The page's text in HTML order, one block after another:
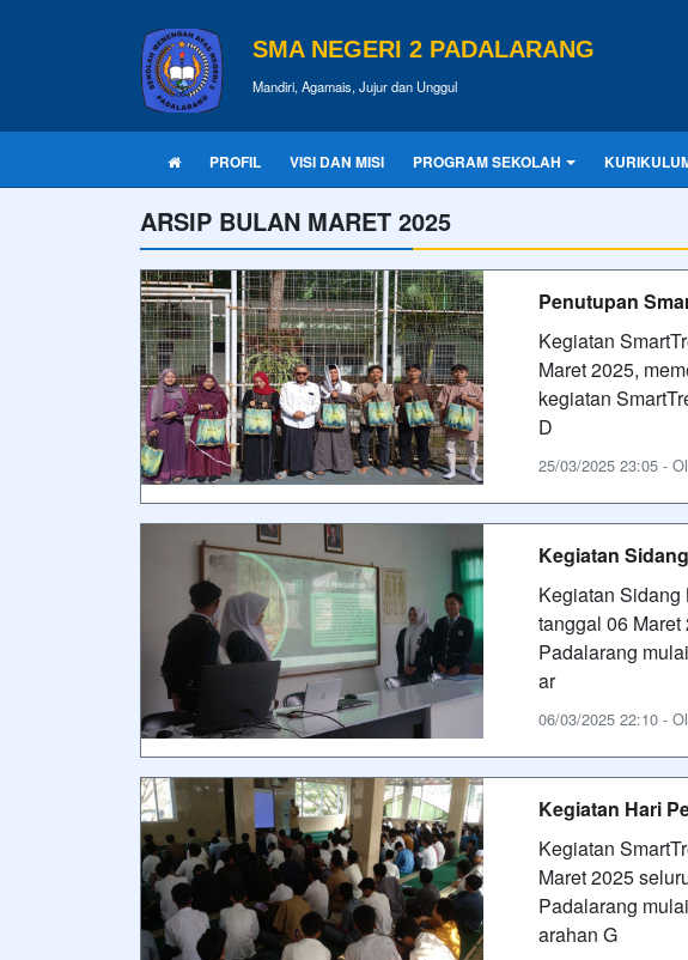
SMA NEGERI 2 PADALARANG
Mandiri, Agamais, Jujur dan Unggul
PROFIL VISI DAN MISI PROGRAM SEKOLAH
ARSIP BULAN MARET 2025
Penutupan
Kegiatan
Maret 2025,
kegiatan
D
25/03/2025 23:05 -
Kegiatan
Kegiatan
tanggal 06
Padalarang
ar
06/03/2025 22:10 -
Kegiatan Hari
Kegiatan
Maret 2025
Padalarang
arahan G